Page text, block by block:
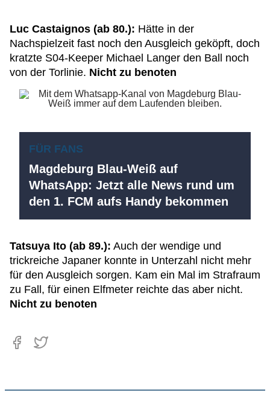
Luc Castaignos (ab 80.): Hätte in der
Nachspielzeit fast noch den Ausgleich geköpft, doch
kratzte S04-Keeper Michael Langer den Ball noch
von der Torlinie. Nicht zu benoten
FÜR FANS
Magdeburg Blau-Weiß auf
WhatsApp: Jetzt alle News rund um
den 1. FCM aufs Handy bekommen
Tatsuya Ito (ab 89.): Auch der wendige und
trickreiche Japaner konnte in Unterzahl nicht mehr
für den Ausgleich sorgen. Kam ein Mal im Strafraum
zu Fall, für einen Elfmeter reichte das aber nicht.
Nicht zu benoten